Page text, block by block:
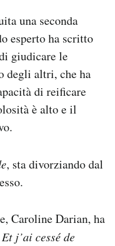
una seconda
esperto ha scritto
giudicare le
degli altri, che ha
di reificare
è alto e il
, sta divorziando dal
Caroline Darian, ha
Et j’ai cessé de